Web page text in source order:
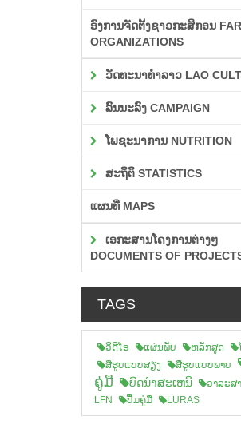
ອົງການຈັດຕັ້ງຊາວກະສິກອນ
ORGANIZATIONS
ວັດທະນາທຳລາວ LAO
ລົນນະລົງ CAMPAIGN
ໂພຊະນາການ NUTRITION
ສະຖິຕິ STATISTICS
ແຜນທີ່ MAPS
ເອກະສານໂຄງການຕ່າງໆ
DOCUMENTS OF
TAGS
ວິດີໂອ ແຜ່ນພັບ ຫລັກສູດ
ສືຮູບແບບສຽງ
ສື່ຮູບແບບພາບ
ຄູ່ມື
ບົດນຳສະເຫນີ
ວາລະສ
LFN
ປື້ມຄູ່ມື LURAS